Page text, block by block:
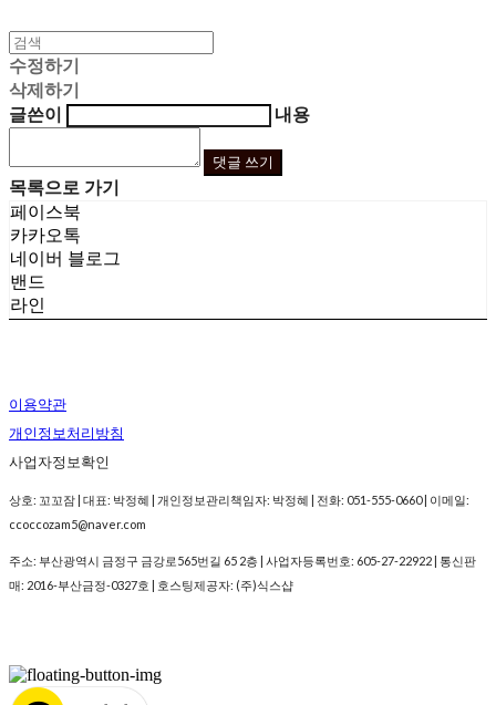
수정하기
삭제하기
글쓴이
내용
댓글 쓰기
목록으로 가기
페이스북
카카오톡
네이버 블로그
밴드
라인
이용약관
개인정보처리방침
사업자정보확인
상호: 꼬꼬잠 | 대표: 박정혜 | 개인정보관리책임자: 박정혜 | 전화: 051-555-0660 | 이메일:
ccoccozam5@naver.com
주소: 부산광역시 금정구 금강로565번길 65 2층 | 사업자등록번호: 605-27-22922 | 통신판
매: 2016-부산금정-0327호 | 호스팅제공자: (주)식스샵